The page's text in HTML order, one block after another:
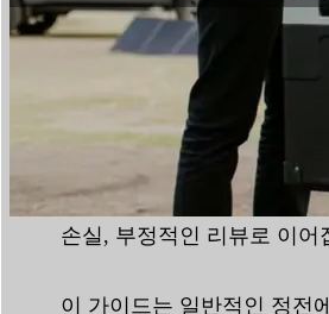
읽기 시간: 7분 단어 수:
캠핑용 냉장고가 냉각되지
손실, 부정적인 리뷰로 이
이 가이드는 일반적인 정전